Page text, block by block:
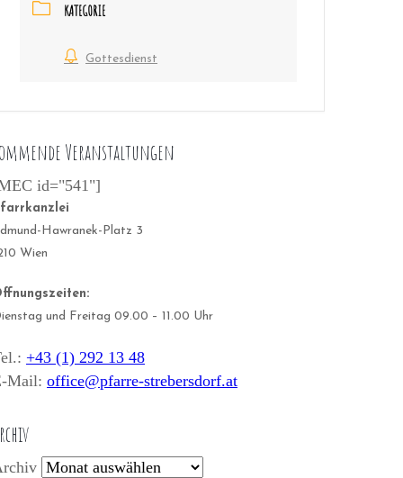
KATEGORIE
Gottesdienst
Veranstaltungen
id="541"]
Hawranek-Platz 3
Wien
und Freitag 09.00 – 11.00 Uhr
+43 (1) 292 13 48
Mail: office@pfarre-strebersdorf.at